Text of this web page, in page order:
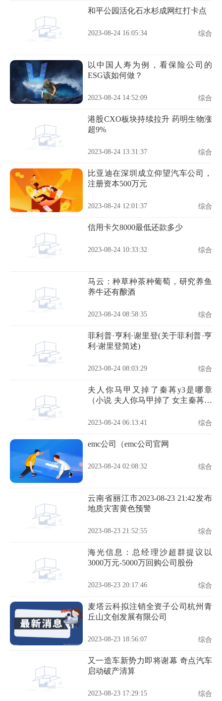
和平公园活化石水杉成网红打卡点
2023-08-24 16:05:34 综合
以中国人寿为例，看保险公司的
ESG该如何做？
2023-08-24 14:52:09 综合
港股CXO板块持续拉升 药明生物涨
超9%
2023-08-24 13:31:37 综合
比亚迪在深圳成立仰望汽车公司，
注册资本500万元
2023-08-24 12:01:37 综合
信用卡欠8000最低还款多少
2023-08-24 10:33:32 综合
马云：种草种茶种葡萄，研究养鱼
养牛还有酿酒
2023-08-24 08:58:35 综合
菲利普·亨利·谢里登(关于菲利普·亨
利·谢里登简述)
2023-08-24 08:03:29 综合
夫人你马甲又掉了秦苒y3是哪章
（小说 夫人你马甲掉了 女主秦苒的
2023-08-24 06:13:41 综合
emc公司（emc公司官网
2023-08-24 02:08:32 综合
云南省丽江市2023-08-23 21:42发布
地质灾害黄色预警
2023-08-23 21:52:55 综合
海光信息：总经理沙超群提议以
3000万元-5000万回购公司股份
2023-08-23 20:17:46 综合
麦塔云科拟注销全资子公司杭州青
丘山文创发展有限公司
2023-08-23 18:56:07 综合
又一造车新势力即将谢幕 奇点汽车
启动破产清算
2023-08-23 17:29:15 综合